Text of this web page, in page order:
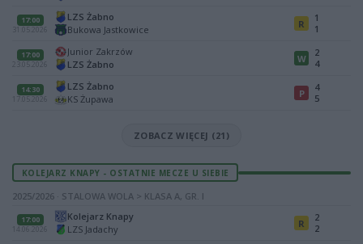
17:00
31.05.2026
LZS Żabno
Bukowa Jastkowice
R
1
1
17:00
23.05.2026
Junior Zakrzów
LZS Żabno
W
2
4
14:30
17.05.2026
LZS Żabno
KS Żupawa
P
4
5
ZOBACZ WIĘCEJ (21)
KOLEJARZ KNAPY - OSTATNIE MECZE U SIEBIE
2025/2026 · STALOWA WOLA > KLASA A, GR. I
17:00
14.06.2026
Kolejarz Knapy
LZS Jadachy
R
2
2